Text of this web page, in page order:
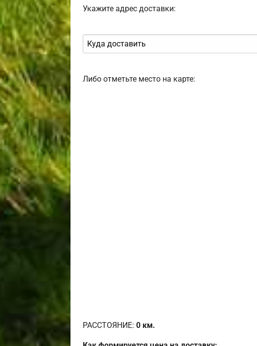
Укажите адрес доставки:
Либо отметьте место на карте:
РАССТОЯНИЕ: 0 км.